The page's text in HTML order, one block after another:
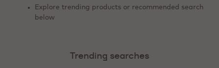
Explore trending products or recommended search
below
Trending searches